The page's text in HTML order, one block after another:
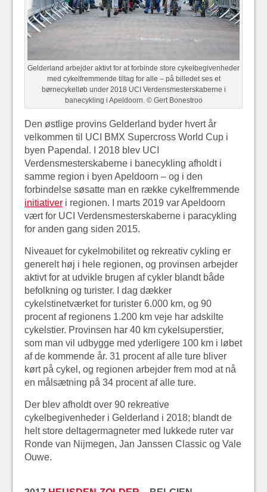
Gelderland arbejder aktivt for at forbinde store cykelbegivenheder
med cykelfremmende tiltag for alle – på billedet ses et
børnecykelløb under 2018 UCI Verdensmesterskaberne i
banecykling i Apeldoorn. © Gert Bonestroo
Den østlige provins Gelderland byder hvert år
velkommen til UCI BMX Supercross World Cup i
byen Papendal. I 2018 blev UCI
Verdensmesterskaberne i banecykling afholdt i
samme region i byen Apeldoorn – og i den
forbindelse søsatte man en række cykelfremmende
initiativer i regionen. I marts 2019 var Apeldoorn
vært for UCI Verdensmesterskaberne i paracykling
for anden gang siden 2015.
Niveauet for cykelmobilitet og rekreativ cykling er
generelt høj i hele regionen, og provinsen arbejder
aktivt for at udvikle brugen af cykler blandt både
befolkning og turister. I dag dækker
cykelstinetværket for turister 6.000 km, og 90
procent af regionens 1.200 km veje har adskilte
cykelstier. Provinsen har 40 km cykelsuperstier,
som man vil udbygge med yderligere 100 km i løbet
af de kommende år. 31 procent af alle ture bliver
kørt på cykel, og regionen arbejder frem mod at nå
en målsætning på 34 procent af alle ture.
Der blev afholdt over 90 rekreative
cykelbegivenheder i Gelderland i 2018; blandt de
helt store deltagermagneter med lukkede ruter var
Ronde van Nijmegen, Jan Janssen Classic og Vale
Ouwe.